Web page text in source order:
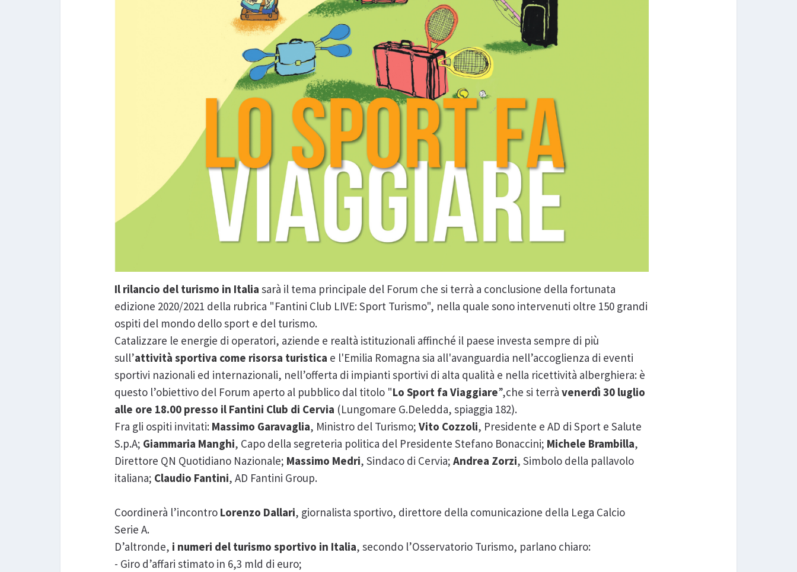
Il rilancio del turismo in Italia sarà il tema principale del Forum che si terrà a conclusione della fortunata
edizione 2020/2021 della rubrica "Fantini Club LIVE: Sport Turismo", nella quale sono intervenuti oltre 150 grandi
ospiti del mondo dello sport e del turismo.
Catalizzare le energie di operatori, aziende e realtà istituzionali affinché il paese investa sempre di più
sull’attività sportiva come risorsa turistica e l'Emilia Romagna sia all'avanguardia nell’accoglienza di eventi
sportivi nazionali ed internazionali, nell’offerta di impianti sportivi di alta qualità e nella ricettività alberghiera: è
questo l’obiettivo del Forum aperto al pubblico dal titolo "Lo Sport fa Viaggiare”,che si terràvenerdì 30 luglio
alle ore 18.00 presso il Fantini Club di Cervia (Lungomare G.Deledda, spiaggia 182).
Fra gli ospiti invitati: Massimo Garavaglia, Ministro del Turismo;Vito Cozzoli, Presidente e AD di Sport e Salute
S.p.A; Giammaria Manghi, Capo della segreteria politica del Presidente Stefano Bonaccini; Michele Brambilla,
Direttore QN Quotidiano Nazionale; Massimo Medri, Sindaco di Cervia; Andrea Zorzi, Simbolo della pallavolo
italiana; Claudio Fantini, AD Fantini Group.
Coordinerà l’incontro Lorenzo Dallari, giornalista sportivo, direttore della comunicazione della Lega Calcio
Serie A.
D’altronde, i numeri del turismo sportivo in Italia, secondo l’Osservatorio Turismo, parlano chiaro:
- Giro d’affari stimato in 6,3 mld di euro;